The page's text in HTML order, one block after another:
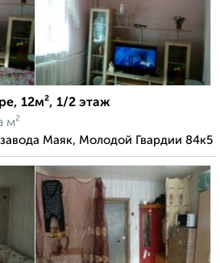
12м², 1/2 этаж
м²
Маяк, Молодой Гвардии 84к5